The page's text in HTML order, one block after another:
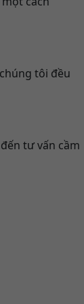
tôi đều
tư vấn cầm